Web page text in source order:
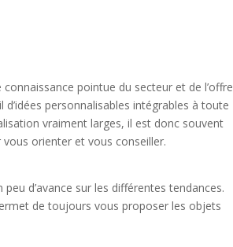
pointue du secteur et de l’offre
personnalisables intégrables à toute
vraiment larges, il est donc souvent
orienter et vous conseiller.
d’avance sur les différentes tendances.
de toujours vous proposer les objets